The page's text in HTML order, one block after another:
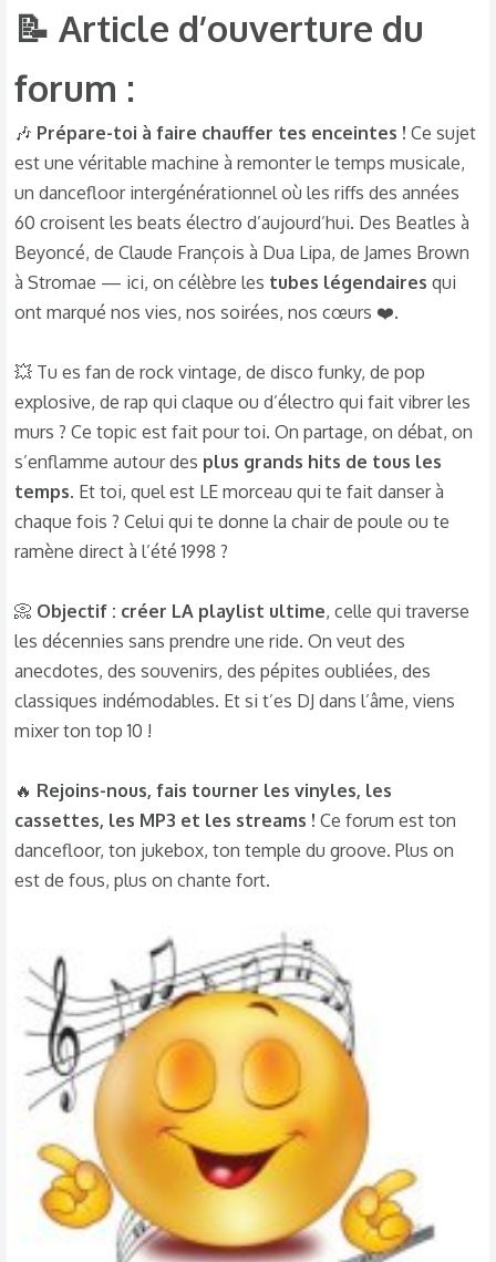
📝 Article d’ouverture du
forum :​
🎶 Prépare-toi à faire chauffer tes enceintes ! Ce sujet
est une véritable machine à remonter le temps musicale,
un dancefloor intergénérationnel où les riffs des années
60 croisent les beats électro d’aujourd’hui. Des Beatles à
Beyoncé, de Claude François à Dua Lipa, de James Brown
à Stromae — ici, on célèbre les tubes légendaires qui
ont marqué nos vies, nos soirées, nos cœurs ❤️.
💥 Tu es fan de rock vintage, de disco funky, de pop
explosive, de rap qui claque ou d’électro qui fait vibrer les
murs ? Ce topic est fait pour toi. On partage, on débat, on
s’enflamme autour des plus grands hits de tous les
temps. Et toi, quel est LE morceau qui te fait danser à
chaque fois ? Celui qui te donne la chair de poule ou te
ramène direct à l’été 1998 ?
📀 Objectif : créer LA playlist ultime, celle qui traverse
les décennies sans prendre une ride. On veut des
anecdotes, des souvenirs, des pépites oubliées, des
classiques indémodables. Et si t’es DJ dans l’âme, viens
mixer ton top 10 !
🔥 Rejoins-nous, fais tourner les vinyles, les
cassettes, les MP3 et les streams ! Ce forum est ton
dancefloor, ton jukebox, ton temple du groove. Plus on
est de fous, plus on chante fort.